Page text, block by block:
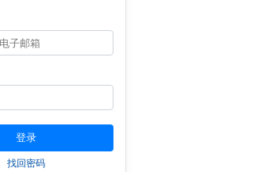
找回密码